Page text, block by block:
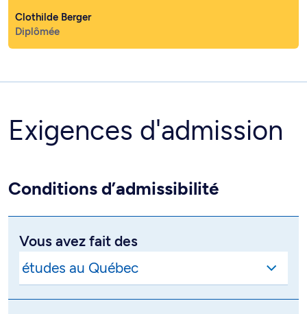
Clothilde Berger
Diplômée
Exigences d'admission
Conditions d’admissibilité
Vous avez fait des